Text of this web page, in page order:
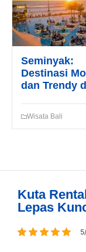
Seminyak:
Destinasi
dan Trendy
Wisata Bali
Kuta
Lepas